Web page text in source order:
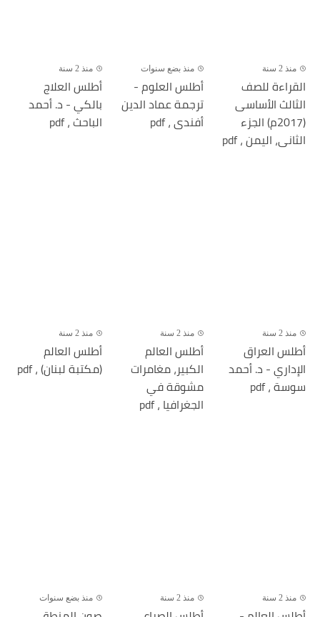
منذ 2 سنة
القراءة للصف
الثالث الأساسى
(2017م) الجزء
الثانى، اليمن ، pdf
منذ بضع سنوات
أطلس العلوم -
ترجمة عماد الدين
أفندى ، pdf
منذ 2 سنة
أطلس العلاج
بالكي - د. أحمد
الباحث ، pdf
منذ 2 سنة
أطلس العراق
الإداري - د. أحمد
سوسة ، pdf
منذ 2 سنة
أطلس العالم
الكبير، مغامرات
مشوقة في
الجغرافيا ، pdf
منذ 2 سنة
أطلس العالم
(مكتبة لبنان) ، pdf
منذ 2 سنة منذ 2 سنة منذ بضع سنوات